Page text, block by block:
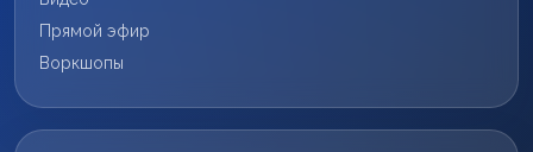
Прямой эфир
Воркшопы